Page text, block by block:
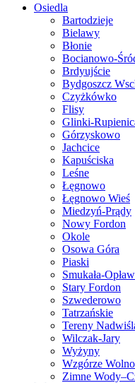
Osiedla
Bartodzieje
Bielawy
Błonie
Bocianowo-
Brdyujście
Bydgoszcz
Czyżkówko
Flisy
Glinki-
Górzyskowo
Jachcice
Kapuściska
Leśne
Łęgnowo
Łęgnowo Wieś
Miedzyń-Prądy
Nowy Fordon
Okole
Osowa Góra
Piaski
Smukała-
Stary Fordon
Szwederowo
Tatrzańskie
Tereny
Wilczak-Jary
Wyżyny
Wzgórze
Zimne